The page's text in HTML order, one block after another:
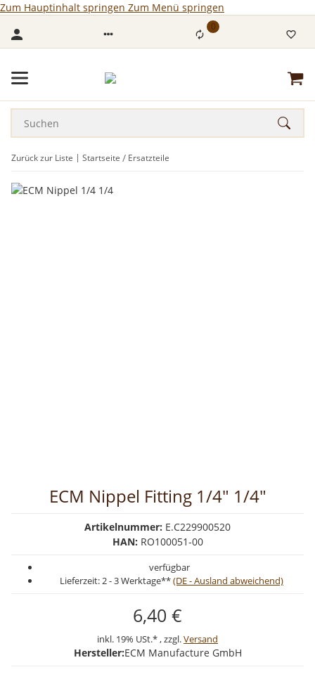
Zum Hauptinhalt springen Zum Menü springen
0
Zurück zur Liste Startseite Ersatzteile
ECM Nippel Fitting 1/4" 1/4"
Artikelnummer: E.C229900520
HAN: RO100051-00
verfügbar
Lieferzeit:2 - 3 Werktage**(DE - Ausland abweichend)
6,40 €
inkl. 19% USt.* , zzgl.Versand
Hersteller:ECM Manufacture GmbH